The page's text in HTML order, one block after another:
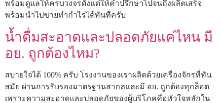
พร้อมดูแลให้ครบวงจรตั้งแต่ให้คำปรึกษาไปจนถึงผลิตเสร็จ
พร้อมนำไปขายทำกำไรได้ทันทีครับ
น้ำดื่มสะอาดและปลอดภัยแค่ไหน มี
อย. ถูกต้องไหม?
สบายใจได้ 100% ครับ โรงงานของเราผลิตด้วยเครื่องจักรที่ทัน
สมัย ผ่านการรับรองมาตรฐานสากลและมี อย. ถูกต้องทุกล็อต
เพราะความสะอาดและปลอดภัยของผู้บริโภคคือหัวใจหลักใน